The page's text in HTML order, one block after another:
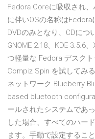
Fedora Coreに吸収され
に伴いOSの名称は
DVDのみとなり、CDにつ
GNOME 2.18、KDE 3.5.6
つ軽量な Fedora デスク
Compiz Spin を試してみ
ネットワーク Blueberry
based bluetooth
ールされたシステムであ
した場合、すべてのハー
ます。手動で設定するこ